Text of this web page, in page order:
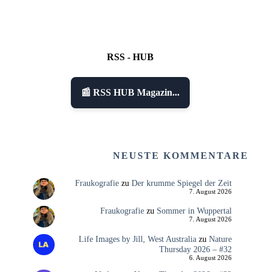
RSS - HUB
📰 RSS HUB Magazin...
NEUSTE KOMMENTARE
Fraukografiezu Der krumme Spiegel der Zeit
7. August 2026
Fraukografiezu Sommer in Wuppertal
7. August 2026
Life Images by Jill, West Australiazu Nature
Thursday 2026 – #32
6. August 2026